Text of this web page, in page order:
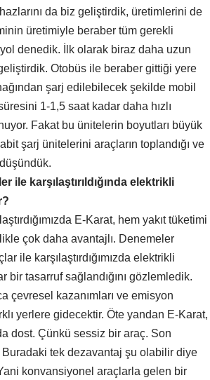
da biz geliştirdik, üretimlerini de
üretimiyle beraber tüm gerekli
yol denedik. İlk olarak biraz daha uzun
Otobüs ile beraber gittiği yere
şarj edilebilecek şekilde mobil
1-1,5 saat kadar daha hızlı
Fakat bu ünitelerin boyutları büyük
şarj ünitelerini araçların toplandığı ve
ile karşılaştırıldığında elektrikli
E-Karat, hem yakıt tüketimi
çok daha avantajlı. Denemeler
ile karşılaştırdığımızda elektrikli
bir tasarruf sağlandığını gözlemledik.
çevresel kazanımları ve emisyon
yerlere gidecektir. Öte yandan E-Karat,
dost. Çünkü sessiz bir araç. Son
tek dezavantaj şu olabilir diye
konvansiyonel araçlarla gelen bir